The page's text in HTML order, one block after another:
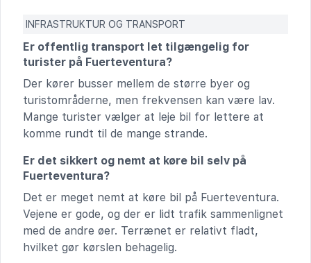
INFRASTRUKTUR OG TRANSPORT
Er offentlig transport let tilgængelig for
turister på Fuerteventura?
Der kører busser mellem de større byer og
turistområderne, men frekvensen kan være lav.
Mange turister vælger at leje bil for lettere at
komme rundt til de mange strande.
Er det sikkert og nemt at køre bil selv på
Fuerteventura?
Det er meget nemt at køre bil på Fuerteventura.
Vejene er gode, og der er lidt trafik sammenlignet
med de andre øer. Terrænet er relativt fladt,
hvilket gør kørslen behagelig.